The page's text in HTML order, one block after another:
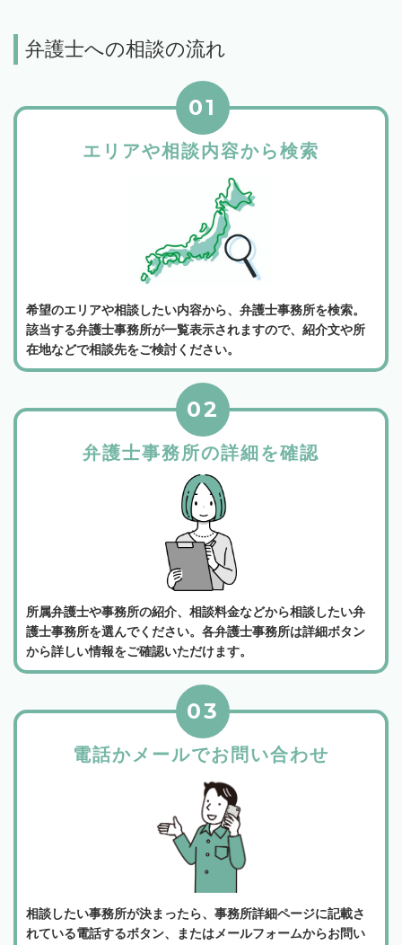
弁護士への相談の流れ
エリアや相談内容から検索
01
希望のエリアや相談したい内容から、弁護士事務所を検索。
該当する弁護士事務所が一覧表示されますので、紹介文や所
在地などで相談先をご検討ください。
弁護士事務所の詳細を確認
02
所属弁護士や事務所の紹介、相談料金などから相談したい弁
護士事務所を選んでください。各弁護士事務所は詳細ボタン
から詳しい情報をご確認いただけます。
電話かメールでお問い合わせ
03
相談したい事務所が決まったら、事務所詳細ページに記載さ
れている電話するボタン、またはメールフォームからお問い